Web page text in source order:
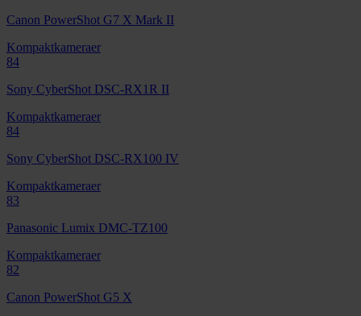
Canon PowerShot G7 X Mark II
Kompaktkameraer
84
Sony CyberShot DSC-RX1R II
Kompaktkameraer
84
Sony CyberShot DSC-RX100 IV
Kompaktkameraer
83
Panasonic Lumix DMC-TZ100
Kompaktkameraer
82
Canon PowerShot G5 X